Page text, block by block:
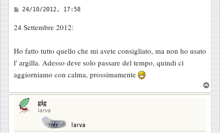
M
s
a
g
g
i
o
24/10/2012, 17:58
24 Settembre 2012:
Ho fatto tutto quello che mi avete consigliato, ma non ho usato
l' argilla. Adesso deve solo passare del tempo, quindi ci
aggiorniamo con calma, prossimamente
o
gig
larva